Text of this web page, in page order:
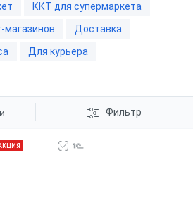
ККТ для супермаркета
магазинов
Доставка
Для курьера
Фильтр